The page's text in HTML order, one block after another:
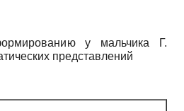
у мальчика Г.
представлений